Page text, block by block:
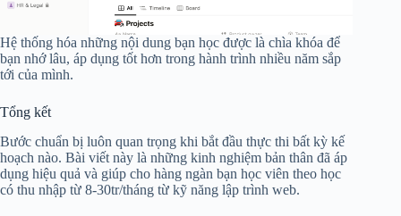
Hệ thống hóa những nội dung bạn học được là chìa khóa để
bạn nhớ lâu, áp dụng tốt hơn trong hành trình nhiều năm sắp
tới của mình.
Tổng kết
Bước chuẩn bị luôn quan trọng khi bắt đầu thực thi bất kỳ kế
hoạch nào. Bài viết này là những kinh nghiệm bản thân đã áp
dụng hiệu quả và giúp cho hàng ngàn bạn học viên theo học
có thu nhập từ 8-30tr/tháng từ kỹ năng lập trình web.